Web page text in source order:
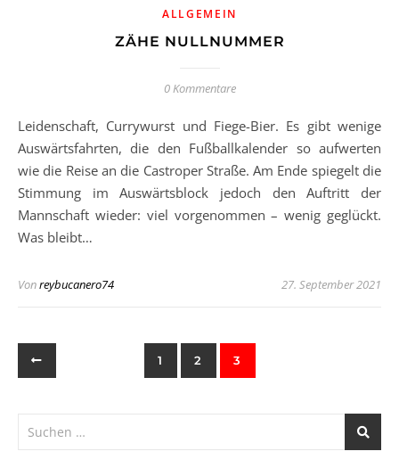
ALLGEMEIN
ZÄHE NULLNUMMER
0 Kommentare
Leidenschaft, Currywurst und Fiege-Bier. Es gibt wenige
Auswärtsfahrten, die den Fußballkalender so aufwerten
wie die Reise an die Castroper Straße. Am Ende spiegelt die
Stimmung im Auswärtsblock jedoch den Auftritt der
Mannschaft wieder: viel vorgenommen – wenig geglückt.
Was bleibt…
Vonreybucanero74 27. September 2021
1 2 3